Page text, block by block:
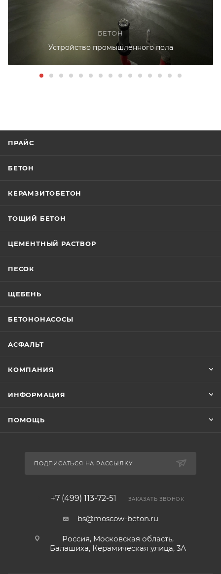
БЕТОН
Устройство промышленного пола
ПРАЙС
БЕТОН
КЕРАМЗИТОБЕТОН
ТОЩИЙ БЕТОН
ЦЕМЕНТНЫЙ РАСТВОР
ПЕСОК
ЩЕБЕНЬ
БЕТОНОНАСОСЫ
АСФАЛЬТ
КОМПАНИЯ
ИНФОРМАЦИЯ
ПОМОЩЬ
ПОДПИСАТЬСЯ НА РАССЫЛКУ
+7 (499) 113-72-51 ЗАКАЗАТЬ ЗВОНОК
bs@moscow-beton.ru
Россия, Московская область,
Балашиха, Керамическая улица, 3А